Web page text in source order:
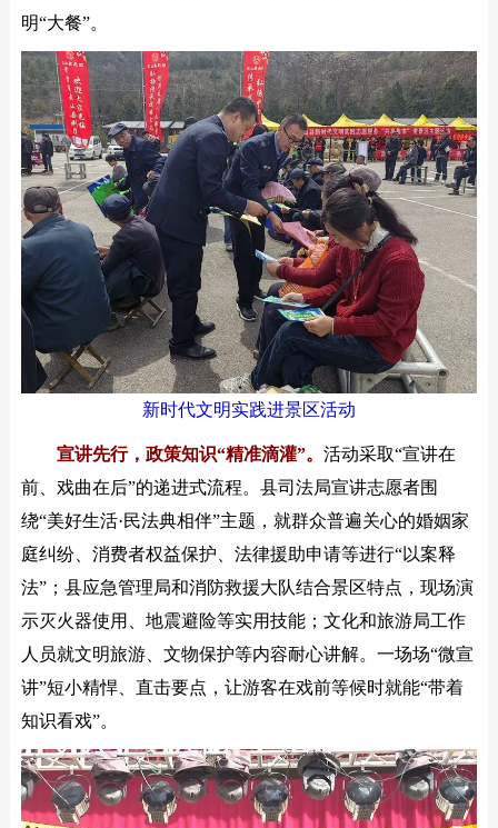
明“大餐”。
新时代文明实践进景区活动
宣讲先行，政策知识“精准滴灌”。 活动采取“宣讲在
前、戏曲在后”的递进式流程。县司法局宣讲志愿者围
绕“美好生活·民法典相伴”主题，就群众普遍关心的婚姻家
庭纠纷、消费者权益保护、法律援助申请等进行“以案释
法”；县应急管理局和消防救援大队结合景区特点，现场演
示灭火器使用、地震避险等实用技能；文化和旅游局工作
人员就文明旅游、文物保护等内容耐心讲解。一场场“微宣
讲”短小精悍、直击要点，让游客在戏前等候时就能“带着
知识看戏”。